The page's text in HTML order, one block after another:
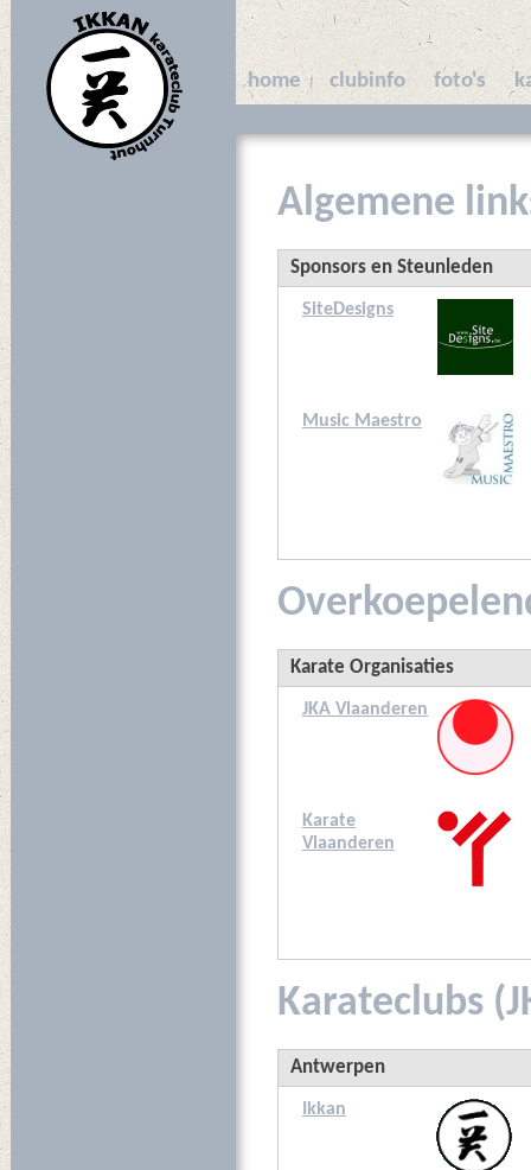
Algemene
Sponsors en Steunleden
SiteDesigns
Music Maestro
Karate Organisaties
JKA Vlaanderen
Karate
Vlaanderen
Karateclubs
Antwerpen
Ikkan
home clubinfo foto's